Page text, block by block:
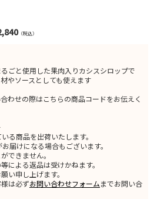
（税込）
ごと使用した果肉入りカシスシロップで
やソースとしても使えます
せの際はこちらの商品コードをお伝えく
る商品を出荷いたします。
届けになる場合もございます。
できません。
よる返品は受けかねます。
い申し上げます。
は必ずお問い合わせフォームまでお問い合